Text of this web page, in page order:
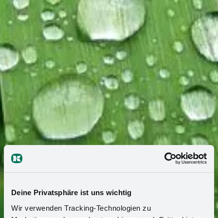
Deine Privatsphäre ist uns wichtig
Wir verwenden Tracking-Technologien zu